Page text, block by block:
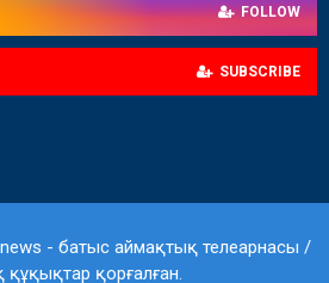
FOLLOW
SUBSCRIBE
- батыс аймақтық телеарнасы /
құқықтар қорғалған.